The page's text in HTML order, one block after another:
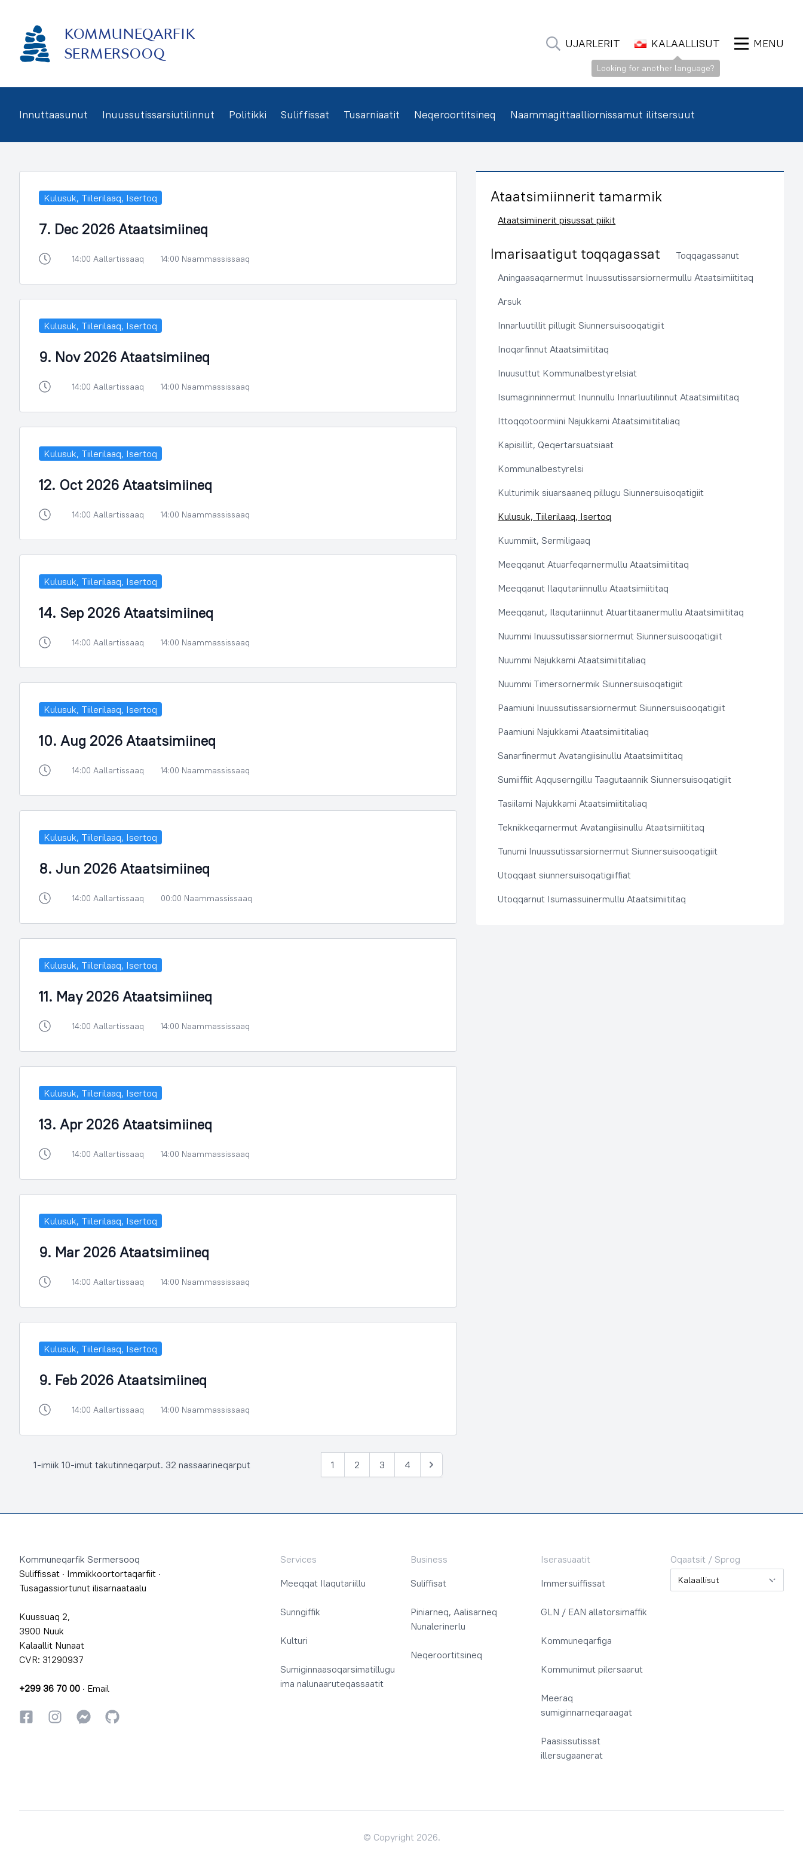
KOMMUNEQARFIK
SERMERSOOQ
UJARLERIT KALAALLISUT MENU
Innuttaasunut Inuussutissarsiutilinnut Politikki Suliffissat Tusarniaatit Neqeroortitsineq Naammagittaalliornissamut ilitsersuut
Kulusuk, Tiilerilaaq, Isertoq
7. Dec 2026 Ataatsimiineq
14:00 Aallartissaaq 14:00 Naammassissaaq
Kulusuk, Tiilerilaaq, Isertoq
9. Nov 2026 Ataatsimiineq
14:00 Aallartissaaq 14:00 Naammassissaaq
Kulusuk, Tiilerilaaq, Isertoq
12. Oct 2026 Ataatsimiineq
14:00 Aallartissaaq 14:00 Naammassissaaq
Kulusuk, Tiilerilaaq, Isertoq
14. Sep 2026 Ataatsimiineq
14:00 Aallartissaaq 14:00 Naammassissaaq
Kulusuk, Tiilerilaaq, Isertoq
10. Aug 2026 Ataatsimiineq
14:00 Aallartissaaq 14:00 Naammassissaaq
Kulusuk, Tiilerilaaq, Isertoq
8. Jun 2026 Ataatsimiineq
14:00 Aallartissaaq 00:00 Naammassissaaq
Kulusuk, Tiilerilaaq, Isertoq
11. May 2026 Ataatsimiineq
14:00 Aallartissaaq 14:00 Naammassissaaq
Kulusuk, Tiilerilaaq, Isertoq
13. Apr 2026 Ataatsimiineq
14:00 Aallartissaaq 14:00 Naammassissaaq
Kulusuk, Tiilerilaaq, Isertoq
9. Mar 2026 Ataatsimiineq
14:00 Aallartissaaq 14:00 Naammassissaaq
Kulusuk, Tiilerilaaq, Isertoq
9. Feb 2026 Ataatsimiineq
14:00 Aallartissaaq 14:00 Naammassissaaq
1-imiik 10-imut takutinneqarput. 32 nassaarineqarput 1 2 3 4
Tullia
Ataatsimiinnerit tamarmik
Ataatsimiinerit pisussat piikit
Imarisaatigut toqqagassat
Toqqagassanut
Aningaasaqarnermut Inuussutissarsiornermullu Ataatsimiititaq
Arsuk
Innarluutillit pillugit Siunnersuisooqatigiit
Inoqarfinnut Ataatsimiititaq
Inuusuttut Kommunalbestyrelsiat
Isumaginninnermut Inunnullu Innarluutilinnut Ataatsimiititaq
Ittoqqotoormiini Najukkami Ataatsimiititaliaq
Kapisillit, Qeqertarsuatsiaat
Kommunalbestyrelsi
Kulturimik siuarsaaneq pillugu Siunnersuisoqatigiit
Kulusuk, Tiilerilaaq, Isertoq
Kuummiit, Sermiligaaq
Meeqqanut Atuarfeqarnermullu Ataatsimiititaq
Meeqqanut Ilaqutariinnullu Ataatsimiititaq
Meeqqanut, Ilaqutariinnut Atuartitaanermullu Ataatsimiititaq
Nuummi Inuussutissarsiornermut Siunnersuisooqatigiit
Nuummi Najukkami Ataatsimiititaliaq
Nuummi Timersornermik Siunnersuisoqatigiit
Paamiuni Inuussutissarsiornermut Siunnersuisooqatigiit
Paamiuni Najukkami Ataatsimiititaliaq
Sanarfinermut Avatangiisinullu Ataatsimiititaq
Sumiiffiit Aqquserngillu Taagutaannik Siunnersuisoqatigiit
Tasiilami Najukkami Ataatsimiititaliaq
Teknikkeqarnermut Avatangiisinullu Ataatsimiititaq
Tunumi Inuussutissarsiornermut Siunnersuisooqatigiit
Utoqqaat siunnersuisoqatigiiffiat
Utoqqarnut Isumassuinermullu Ataatsimiititaq
Kommuneqarfik Sermersooq
Suliffissat · Immikkoortortaqarfiit ·
Tusagassiortunut ilisarnaataalu
Kuussuaq 2,
3900 Nuuk
Kalaallit Nunaat
CVR: 31290937
+299 36 70 00 · Email
FacebookkiInstagrammiInstagrammi
GitHub
Services
Meeqqat Ilaqutariillu
Sunngiffik
Kulturi
Sumiginnaasoqarsimatillugu
ima nalunaaruteqassaatit
Business
Suliffisat
Piniarneq, Aalisarneq
Nunalerinerlu
Neqeroortitsineq
Iserasuaatit
Immersuiffissat
GLN / EAN allatorsimaffik
Kommuneqarfiga
Kommunimut pilersaarut
Meeraq
sumiginnarneqaraagat
Paasissutissat
illersugaanerat
Oqaatsit / Sprog
Oqaatsit / Sprog
© Copyright 2026.